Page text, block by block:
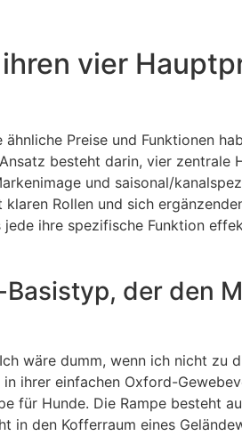
vier
Preise und Funktionen
besteht darin, vier zentrale
und saisonal/
Rollen und sich
ihre spezifische Funktion
der den
wäre dumm, wenn ich nicht zu
ihrer einfachen Oxford-
für Hunde. Die Rampe besteht
den Kofferraum eines